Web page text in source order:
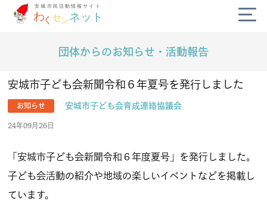
diversity_3
campaign
today
volunteer_activism
団体からのお知らせ・活動報告
安城市子ども会新聞令和６年夏号を発行しました
お知らせ 安城市子ども会育成連絡協議会
24年09月26日
「安城市子ども会新聞令和６年度夏号」を発行しました。
子ども会活動の紹介や地域の楽しいイベントなどを掲載し
ています。